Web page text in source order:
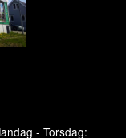
- Torsdag: